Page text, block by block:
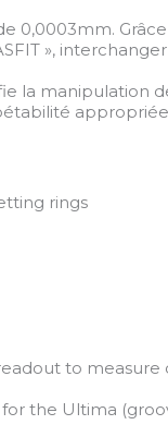
0,0003mm.
»,
la manipulation
rings
to measure
the Ultima